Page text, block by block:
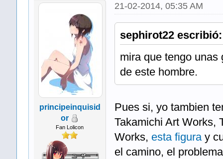
principeinquisid
or
Fan Lolicon
21-02-2014, 05:35 AM
sephirot22 escribió:
mira que tengo unas
de este hombre.
Pues si, yo tambien
Takamichi Art Works,
Works, esta figuray
el camino, el